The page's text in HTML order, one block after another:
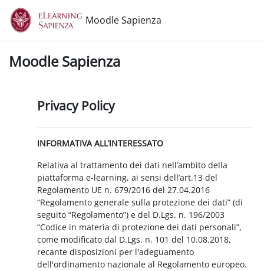
Vai al contenuto principale
Moodle Sapienza
Moodle Sapienza
Privacy Policy
INFORMATIVA ALL’INTERESSATO
Relativa al trattamento dei dati nell’ambito della
piattaforma e-learning, ai sensi dell’art.13 del
Regolamento UE n. 679/2016 del 27.04.2016
“Regolamento generale sulla protezione dei dati” (di
seguito “Regolamento”) e del D.Lgs. n. 196/2003
“Codice in materia di protezione dei dati personali”,
come modificato dal D.Lgs. n. 101 del 10.08.2018,
recante disposizioni per l'adeguamento
dell'ordinamento nazionale al Regolamento europeo.